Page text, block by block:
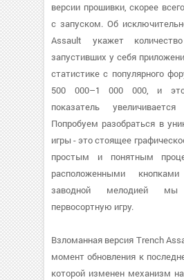
версии прошивки, скорее
с запуском. Об
Assault укажет количество
запустивших у себя
статистике с популярного
500 000–1 000 000, и
показатель
Попробуем разобраться в
игры - это стоящее
простым и понятным
расположенными
заводной мелодией мы
первосортную игру.
Взломанная версия Trench
момент обновления к
которой изменен механизм